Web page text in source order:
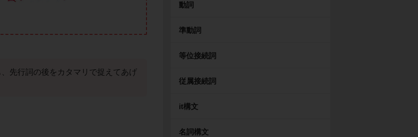
先行詞の後をカタマリで捉えてあげ
動詞
準動詞
等位接続詞
従属接続詞
it構文
名詞構文